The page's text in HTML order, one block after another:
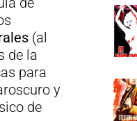
(al
de la
para
y
de